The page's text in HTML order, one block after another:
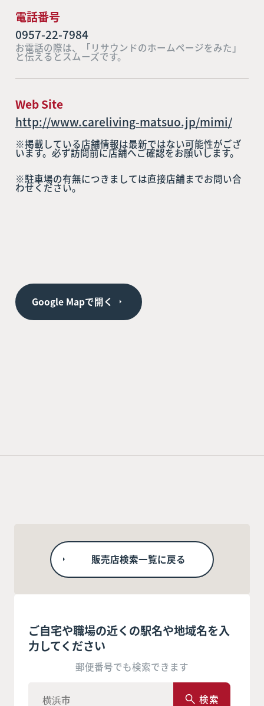
電話番号
0957-22-7984
お電話の際は、「リサウンドのホームページをみた」
と伝えるとスムーズです。
Web Site
http://www.careliving-matsuo.jp/mimi/
※掲載している店舗情報は最新ではない可能性がござ
います。必ず訪問前に店舗へご確認をお願いします。
※駐車場の有無につきましては直接店舗までお問い合
わせください。
Google Mapで開く
販売店検索一覧に戻る
ご自宅や職場の近くの駅名や地域名を入
力してください
郵便番号でも検索できます
検索